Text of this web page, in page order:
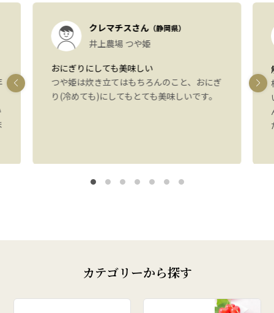
クレマチスさん（静岡県）
井上農場 つや姫
おにぎりにしても美味しい
つや姫は炊き立てはもちろんのこと、おにぎ
り(冷めても)にしてもとても美味しいです。
カテゴリーから探す